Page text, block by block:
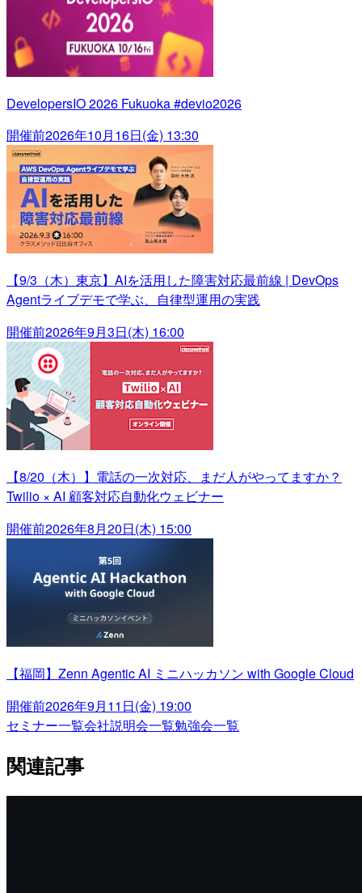
DevelopersIO 2026 Fukuoka #devio2026
開催前2026年10月16日(金) 13:30
【9/3（木）東京】AIを活用した障害対応最前線 | DevOps
Agentライブデモで学ぶ、自律型運用の実践
開催前2026年9月3日(木) 16:00
【8/20（木）】電話の一次対応、まだ人がやってますか？
Twilio × AI 顧客対応自動化ウェビナー
開催前2026年8月20日(木) 15:00
【福岡】Zenn Agentic AI ミニハッカソン with Google Cloud
開催前2026年9月11日(金) 19:00
セミナー一覧会社説明会一覧勉強会一覧
関連記事